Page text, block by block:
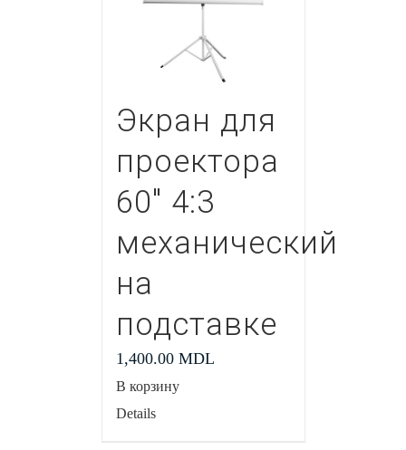
Экран для
проектора
60″ 4:3
механический
на
подставке
1,400.00 MDL
В корзину
Details